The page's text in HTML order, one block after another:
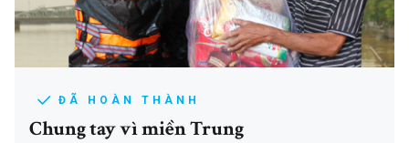
ĐÃ HOÀN THÀNH
Chung tay vì miền Trung